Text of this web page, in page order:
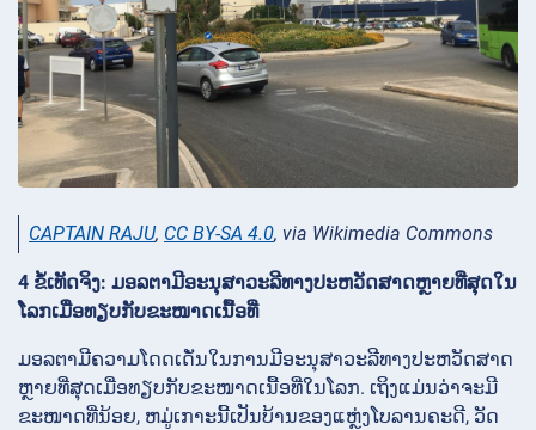
CAPTAIN RAJU, CC BY-SA 4.0, via Wikimedia Commons
4 ຂໍ້ເທັດຈິງ: ມອລຕາມີອະນຸສາວະລີທາງປະຫວັດສາດຫຼາຍທີ່ສຸດໃນ
ໂລກເມື່ອທຽບກັບຂະໜາດເນື້ອທີ່
ມອລຕາມີຄວາມໂດດເດັ່ນໃນການມີອະນຸສາວະລີທາງປະຫວັດສາດ
ຫຼາຍທີ່ສຸດເມື່ອທຽບກັບຂະໜາດເນື້ອທີ່ໃນໂລກ. ເຖິງແມ່ນວ່າຈະມີ
ຂະໜາດທີ່ນ້ອຍ, ຫມູ່ເກາະນີ້ເປັນບ້ານຂອງແຫຼ່ງໂບລານຄະດີ, ວັດ